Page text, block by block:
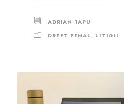
ADRIAN TAPU
DREPT PENAL, LITIGII